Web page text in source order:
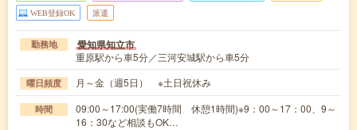
WEB登録OK 派遣
勤務地 愛知県知立市
重原駅から車5分／三河安城駅から車5分
曜日頻度 月～金（週5日） ※土日祝休み
時間
09:00～17:00(実働7時間 休憩1時間)※9：00～17：00、9～
16：30など相談もOK…